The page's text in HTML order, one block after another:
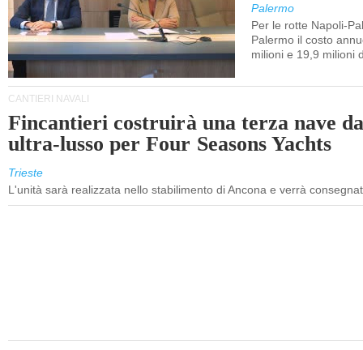
Palermo
Per le rotte Napoli-
Palermo il costo
milioni e 19,9 milioni
CANTIERI NAVALI
Fincantieri costruirà una terza nave
ultra-lusso per Four Seasons Yachts
Trieste
L'unità sarà realizzata nello stabilimento di Ancona e verrà